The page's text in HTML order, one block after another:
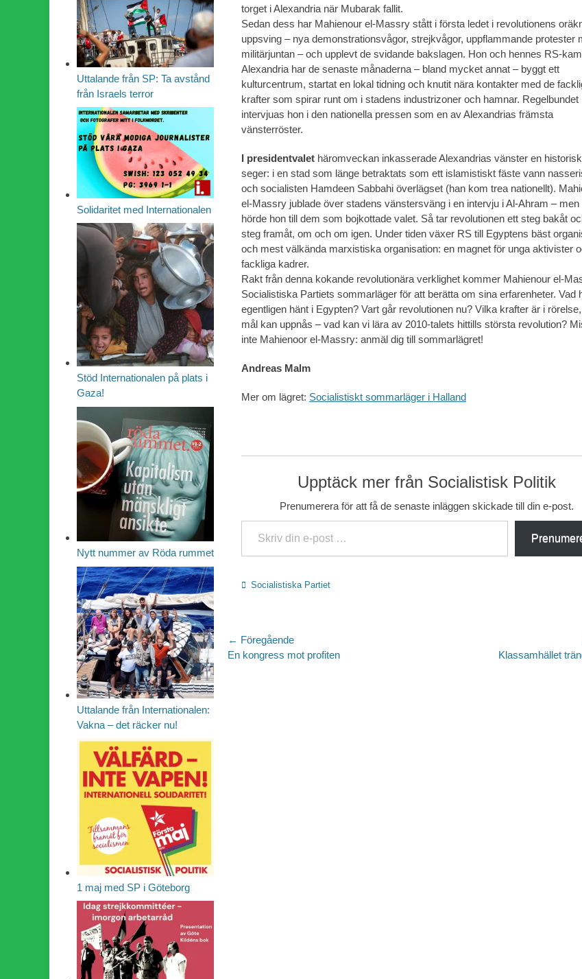
torget i Alexandria när Mubarak fallit.
Sedan dess har Mahienour el-Massry stått i första ledet i revolutionens
uppsving – nya demonstrationsvågor, strejkvågor, uppflammande protester
militärjuntan – och upplevt de svidande bakslagen. Hon och hennes RS-
Alexandria har de senaste månaderna – bland mycket annat – byggt ett
kulturcentrum, startat en lokal tidning och knutit nära kontakter med de
krafter som spirar runt om i stadens industrizoner och hamnar. Regelbundet
intervjuas hon i den nationella pressen som en av Alexandrias främsta
vänsterröster.
I presidentvalet häromveckan inkasserade Alexandrias vänster en historisk
seger: i en stad som länge betraktats som ett islamistiskt fäste vann
och socialisten Hamdeen Sabbahi överlägset (han kom trea nationellt).
el-Massry jublade över stadens vänstersväng i en intervju i Al-Ahram – men
hörde hon till dem som bojkottade valet. Så tar revolutionen ett steg bakåt
steg framåt, om och om igen. Under tiden växer RS till Egyptens bäst
och mest välkända marxistiska organisation: en magnet för unga aktivister
fackliga kadrer.
Rakt från denna kokande revolutionära verklighet kommer Mahienour el-
Socialistiska Partiets sommarläger för att berätta om sina erfarenheter. Vad
egentligen hänt i Egypten? Vart går revolutionen nu? Vilka krafter är i
mål kan uppnås – vad kan vi lära av 2010-talets hittills största revolution?
inte Mahienoor el-Massry: anmäl dig till sommarlägret!
Andreas Malm
Mer om lägret: Socialistiskt sommarläger i Halland
Upptäck mer från Socialistisk Politik
Prenumerera för att få de senaste inläggen skickade till din e-post.
Skriv din e-post …
Kategorier
Socialistiska Partiet
Inläggsnavigering
← Föregående
Föregående
En kongress mot profiten Klassamhället
Uttalande från SP: Ta avstånd
från Israels terror
Solidaritet med Internationalen
Stöd Internationalen på plats i
Gaza!
Nytt nummer av Röda rummet
Uttalande från Internationalen:
Vakna – det räcker nu!
1 maj med SP i Göteborg